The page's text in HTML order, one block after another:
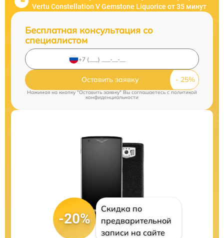
Vertu Constellation V Gemstone Liquorice от 35 минут
Бесплатная консультация со
специалистом
Оставить заявку
Нажимая на кнопку "Оставить заявку" Вы соглашаетесь cполитикой
конфиденциальности
-20%
Скидка по
предварительной
записи на сайте